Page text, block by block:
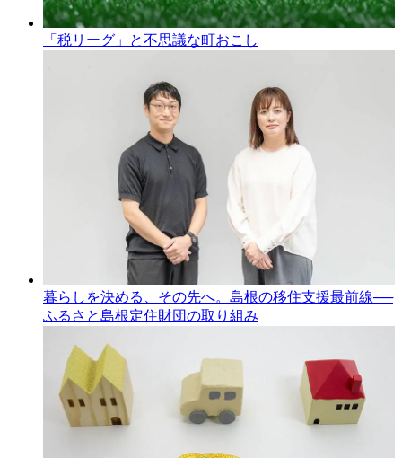
「税リーグ」と不思議な町おこし
暮らしを決める、その先へ。島根の移住支援最前線──
ふるさと島根定住財団の取り組み